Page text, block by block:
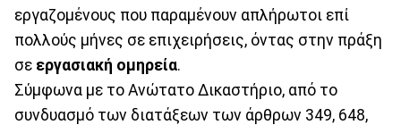
εργαζομένους που παραμένουν απλήρωτοι επί
πολλούς μήνες σε επιχειρήσεις, όντας στην πράξη
σε εργασιακή ομηρεία.
Σύμφωνα με το Ανώτατο Δικαστήριο, από το
συνδυασμό των διατάξεων των άρθρων 349, 648,